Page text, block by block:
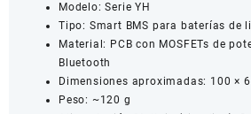
Modelo: Serie YH
Tipo: Smart BMS para baterías de
Material: PCB con MOSFETs de
Bluetooth
Dimensiones aproximadas: 100 ×
Peso: ~120 g